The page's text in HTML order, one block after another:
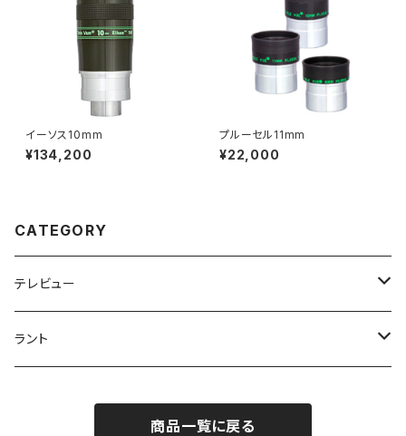
イーソス10mm
¥134,200
プルーセル11mm
¥22,000
CATEGORY
テレビュー
アイピース
ラント
商品一覧に戻る